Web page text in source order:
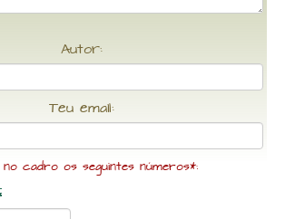
Autor:
Teu email:
no cadro os seguintes números*: